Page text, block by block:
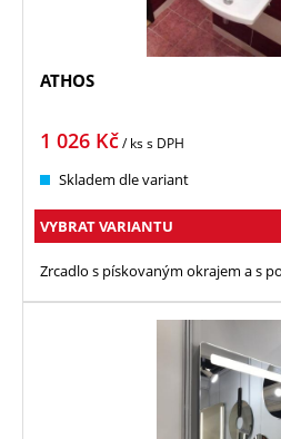
ATHOS
1 026 Kč/ kss DPH
Skladem dle variant
VYBRAT VARIANTU
Zrcadlo s pískovaným okrajem a s